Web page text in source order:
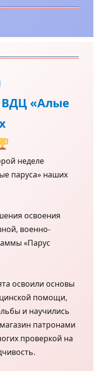
ВДЦ «Алые
неделе
паруса» наших
освоения
военно-
«Парус
освоили основы
помощи,
и научились
патронами
проверкой на